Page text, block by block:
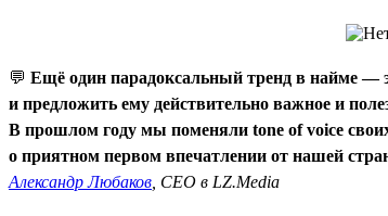
💬 Ещё один парадоксальный тренд в найме —
и предложить ему действительно важное и
В прошлом году мы поменяли tone of voice
о приятном первом впечатлении от нашей
Александр Любаков , CEO в LZ.Media